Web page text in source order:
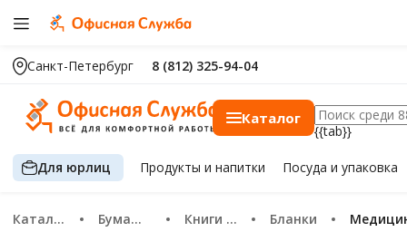
Санкт-Петербург 8 (812) 325-94-04
Каталог
{{tab}}
Для юрлиц Продуктыи напитки Посуда и упаковка
Каталог Бумажная продукция Книги учета и бланки Бланки